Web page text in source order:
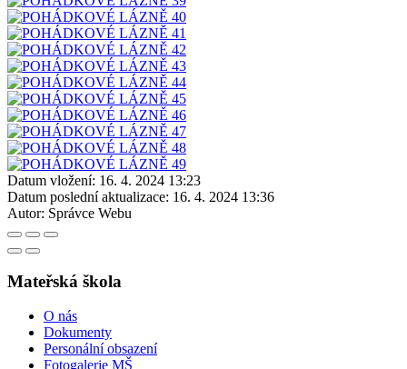
Datum vložení: 16. 4. 2024 13:23
Datum poslední aktualizace: 16. 4. 2024 13:36
Autor: Správce Webu
Mateřská škola
O nás
Dokumenty
Personální obsazení
Fotogalerie MŠ